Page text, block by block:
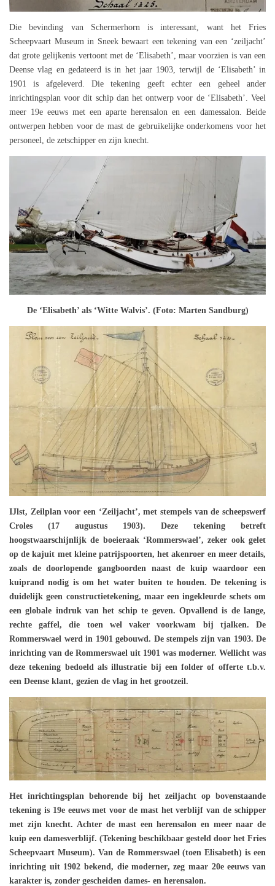
Die bevinding van Schermerhorn is interessant, want het Fries
Scheepvaart Museum in Sneek bewaart een tekening van een ‘zeiljacht’
dat grote gelijkenis vertoont met de ‘Elisabeth’, maar voorzien is van een
Deense vlag en gedateerd is in het jaar 1903, terwijl de ‘Elisabeth’ in
1901 is afgeleverd. Die tekening geeft echter een geheel ander
inrichtingsplan voor dit schip dan het ontwerp voor de ‘Elisabeth’. Veel
meer 19e eeuws met een aparte herensalon en een damessalon. Beide
ontwerpen hebben voor de mast de gebruikelijke onderkomens voor het
personeel, de zetschipper en zijn knecht.
De ‘Elisabeth’ als ‘Witte Walvis’. (Foto: Marten Sandburg)
IJlst, Zeilplan voor een ‘Zeiljacht’, met stempels van de scheepswerf
Croles (17 augustus 1903). Deze tekening betreft
hoogstwaarschijnlijk de boeieraak ‘Rommerswael’, zeker ook gelet
op de kajuit met kleine patrijspoorten, het akenroer en meer details,
zoals de doorlopende gangboorden naast de kuip waardoor een
kuiprand nodig is om het water buiten te houden. De tekening is
duidelijk geen constructietekening, maar een ingekleurde schets om
een globale indruk van het schip te geven. Opvallend is de lange,
rechte gaffel, die toen wel vaker voorkwam bij tjalken. De
Rommerswael werd in 1901 gebouwd. De stempels zijn van 1903. De
inrichting van de Rommerswael uit 1901 was moderner. Wellicht was
deze tekening bedoeld als illustratie bij een folder of offerte t.b.v.
een Deense klant, gezien de vlag in het grootzeil.
Het inrichtingsplan behorende bij het zeiljacht op bovenstaande
tekening is 19e eeuws met voor de mast het verblijf van de schipper
met zijn knecht. Achter de mast een herensalon en meer naar de
kuip een damesverblijf. (Tekening beschikbaar gesteld door het Fries
Scheepvaart Museum). Van de Rommerswael (toen Elisabeth) is een
inrichting uit 1902 bekend, die moderner, zeg maar 20e eeuws van
karakter is, zonder gescheiden dames- en herensalon.